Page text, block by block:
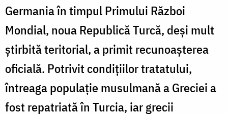
Germania în timpul Primului Război
Mondial, noua Republică Turcă, deşi mult
ştirbită teritorial, a primit recunoaşterea
oficială. Potrivit condiţiilor tratatului,
întreaga populaţie musulmană a Greciei a
fost repatriată în Turcia, iar grecii